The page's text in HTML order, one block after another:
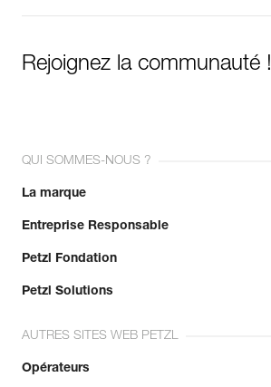
Rejoignez la communauté !
QUI SOMMES-NOUS ?
La marque
Entreprise Responsable
Petzl Fondation
Petzl Solutions
AUTRES SITES WEB PETZL
Opérateurs